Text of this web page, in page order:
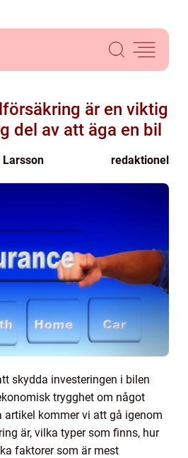
är en viktig
del av att äga en bil
Larsson redaktionel
skydda investeringen i bilen
trygghet om något
kommer vi att gå igenom
är, vilka typer som finns, hur
faktorer som är mest